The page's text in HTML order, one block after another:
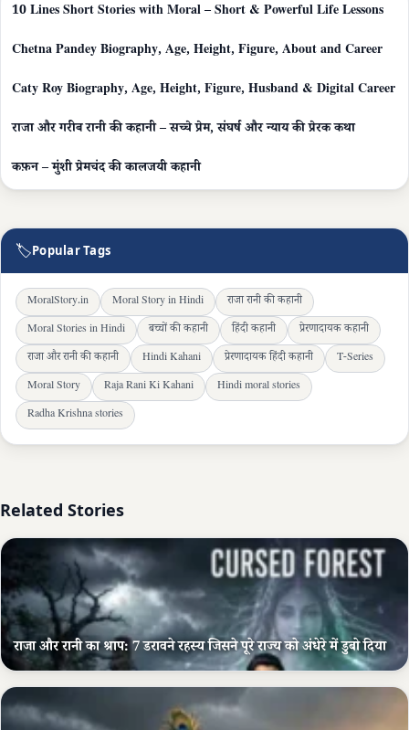
10 Lines Short Stories with Moral – Short & Powerful Life Lessons
Chetna Pandey Biography, Age, Height, Figure, About and Career
Caty Roy Biography, Age, Height, Figure, Husband & Digital Career
राजा और गरीब रानी की कहानी – सच्चे प्रेम, संघर्ष और न्याय की प्रेरक कथा
कफ़न – मुंशी प्रेमचंद की कालजयी कहानी
🏷Popular Tags
MoralStory.in Moral Story in Hindi
राजा रानी की कहानी
Moral Stories in Hindi
बच्चों की कहानी हिंदी कहानी
प्रेरणादायक कहानी
राजा और रानी की कहानी
Hindi Kahani प्रेरणादायक हिंदी कहानी
T-Series
Moral Story
Raja Rani Ki Kahani
Hindi moral stories
Radha Krishna stories
Related Stories
राजा और रानी का श्राप: 7 डरावने रहस्य जिसने पूरे राज्य को अंधेरे में डुबो दिया